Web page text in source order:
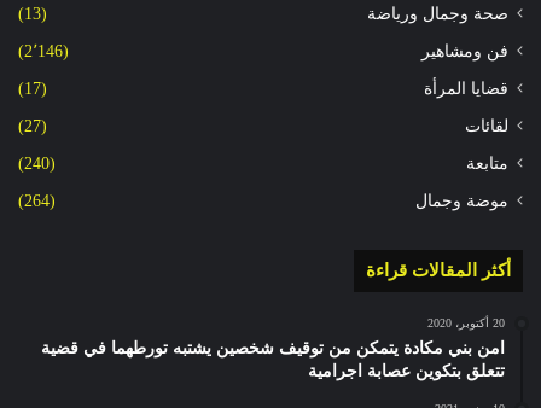
صحة وجمال ورياضة (13)
فن ومشاهير (2٬146)
قضايا المرأة (17)
لقائات (27)
متابعة (240)
موضة وجمال (264)
أكثر المقالات قراءة
20 أكتوبر، 2020
امن بني مكادة يتمكن من توقيف شخصين يشتبه تورطهما في قضية
تتعلق بتكوين عصابة اجرامية